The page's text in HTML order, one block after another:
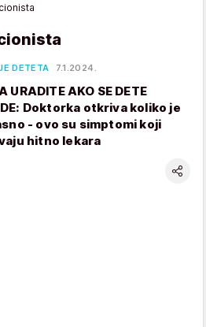
DETETA 7.1.2024.
URADITE AKO SE DETE
Doktorka otkriva koliko je
- ovo su simptomi koji
hitno lekara